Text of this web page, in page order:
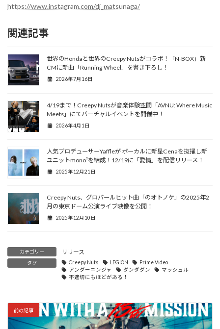
https://www.instagram.com/dj_matsunaga/
関連記事
世界のHondaと世界のCreepy Nutsがコラボ！「N-BOX」新
CMに新曲「Running Wheel」を書き下ろし！
2026年7月16日
4/19まで！Creepy Nutsが音楽体験空間「AVNU: Where Music
Meets」にてバーチャルイベントを開催中！
2026年4月1日
人気プロデューサーYaffleが ボーカルに新星Cenaを抜擢し新
ユニットmono²を結成！12/19に「愛情」を配信リリース！
2025年12月21日
Creepy Nuts、グロバールヒット曲「のオトノケ」の2025年2
月の東京ドーム公演ライブ映像を公開！
2025年12月10日
カテゴリー リリース
タグ Creepy Nuts LEGION
Prime Video
アンダーニンジャ
ダンダダン
マッシュル
不適切にもほどがある！
前の記事